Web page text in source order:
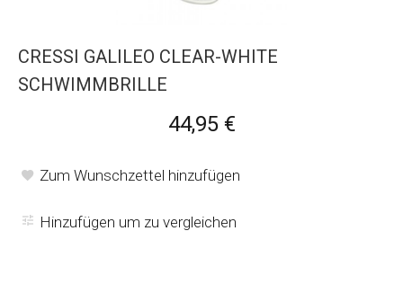
CRESSI GALILEO CLEAR-WHITE
SCHWIMMBRILLE
44,95 €
Zum Wunschzettel hinzufügen
Hinzufügen um zu vergleichen